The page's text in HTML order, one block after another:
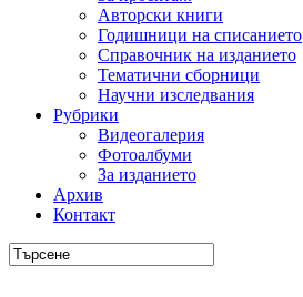
Авторски книги
Годишници на списанието
Справочник на изданието
Тематични сборници
Научни изследвания
Рубрики
Видеогалерия
Фотоалбуми
За изданието
Архив
Контакт